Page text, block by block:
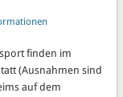
finden im
(Ausnahmen sind
auf dem